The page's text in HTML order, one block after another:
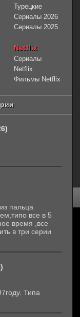
Турецкие
Сериалы 2026
Сериалы 2025
Netflix
Сериалы
Netflix
Фильмы Netflix
пальца
все в 5
время ,все
в три серии
Типа